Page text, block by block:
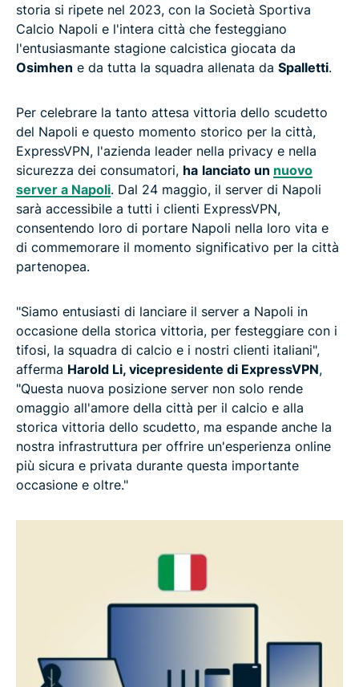
storia si ripete nel 2023, con la Società Sportiva
Calcio Napoli e l'intera città che festeggiano
l'entusiasmante stagione calcistica giocata da
Osimhen e da tutta la squadra allenata da Spalletti.
Per celebrare la tanto attesa vittoria dello scudetto
del Napoli e questo momento storico per la città,
ExpressVPN, l'azienda leader nella privacy e nella
sicurezza dei consumatori, ha lanciato un nuovo
server a Napoli. Dal 24 maggio, il server di Napoli
sarà accessibile a tutti i clienti ExpressVPN,
consentendo loro di portare Napoli nella loro vita e
di commemorare il momento significativo per la città
partenopea.
"Siamo entusiasti di lanciare il server a Napoli in
occasione della storica vittoria, per festeggiare con i
tifosi, la squadra di calcio e i nostri clienti italiani",
afferma Harold Li, vicepresidente di ExpressVPN,
"Questa nuova posizione server non solo rende
omaggio all'amore della città per il calcio e alla
storica vittoria dello scudetto, ma espande anche la
nostra infrastruttura per offrire un'esperienza online
più sicura e privata durante questa importante
occasione e oltre."